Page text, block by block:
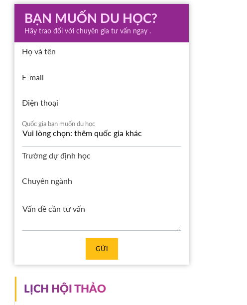
BẠN MUỐN DU HỌC?
Hãy trao đổi với chuyên gia tư vấn ngay .
Họ và tên
E-mail
Điện thoại
Quốc gia bạn muốn du học
Trường dự định học
Chuyên ngành
GỬI
LỊCH HỘI THẢO